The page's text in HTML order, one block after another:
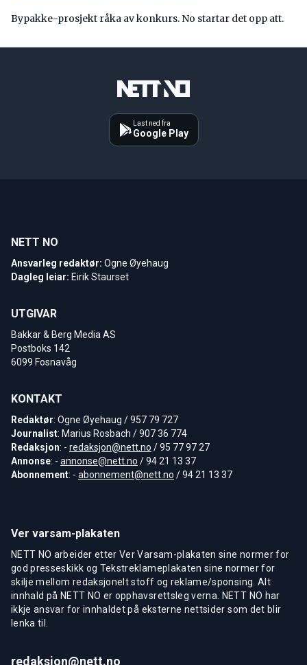
Bypakke-prosjekt råka av konkurs. No startar det opp att.
Last ned fra
Google Play
NETT NO
Ansvarleg redaktør: Ogne Øyehaug
Dagleg leiar: Eirik Staurset
UTGIVAR
Bakkar & Berg Media AS
Postboks 142
6099 Fosnavåg
KONTAKT
Redaktør: Ogne Øyehaug / 957 79 727
Journalist: Marius Rosbach / 907 36 774
Redaksjon: - redaksjon@nett.no / 95 77 97 27
Annonse: - annonse@nett.no / 94 21 13 37
Abonnement: - abonnement@nett.no / 94 21 13 37
Ver varsam-plakaten
NETT NO arbeider etter Ver Varsam-plakaten sine normer for
god presseskikk og Tekstreklameplakaten sine normer for
skilje mellom redaksjonelt stoff og reklame/sponsing. Alt
innhald på NETT NO er opphavsrettsleg verna. NETT NO har
ikkje ansvar for innhaldet på eksterne nettsider som det blir
lenka til.
redaksjon@nett.no